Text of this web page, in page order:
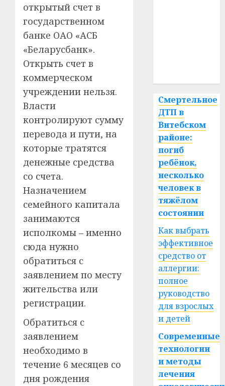
открытый счет в
государственном
банке ОАО «АСБ
«Беларусбанк».
Открыть счет в
коммерческом
учреждении нельзя.
Власти
контролируют сумму
перевода и пути, на
которые тратятся
денежные средства
со счета.
Назначением
семейного капитала
занимаются
исполкомы – именно
сюда нужно
обратиться с
заявлением по месту
жительства или
регистрации.
Обратиться с
заявлением
необходимо в
течение 6 месяцев со
дня рождения
Смертельное
ДТП в
Витебском
районе:
погиб
ребёнок,
несколько
человек в
тяжёлом
состоянии
Как выбрать
эффективное
средство от
аллергии:
полное
руководство
для взрослых
и детей
Современные
технологии
и методы
лечения